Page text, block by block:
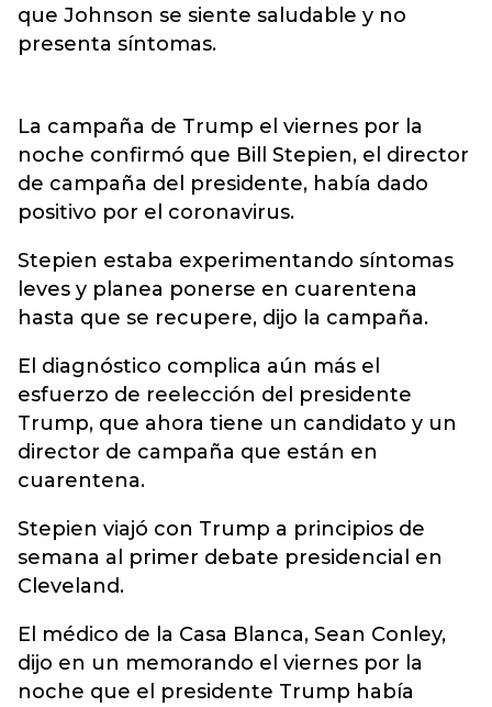
que Johnson se siente saludable y no
presenta síntomas.
La campaña de Trump el viernes por la
noche confirmó que Bill Stepien, el director
de campaña del presidente, había dado
positivo por el coronavirus.
Stepien estaba experimentando síntomas
leves y planea ponerse en cuarentena
hasta que se recupere, dijo la campaña.
El diagnóstico complica aún más el
esfuerzo de reelección del presidente
Trump, que ahora tiene un candidato y un
director de campaña que están en
cuarentena.
Stepien viajó con Trump a principios de
semana al primer debate presidencial en
Cleveland.
El médico de la Casa Blanca, Sean Conley,
dijo en un memorando el viernes por la
noche que el presidente Trump había